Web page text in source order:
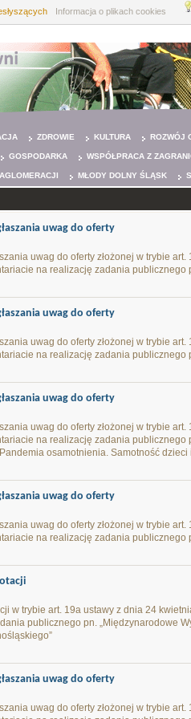
Informacja o plikach cookies
ZDROWIE KULTURA ROZWÓJ
GOSPODARKA WSPÓŁPRACA Z
MŁODY DOLNY ŚLĄSK
uwag do oferty
uwag do oferty złożonej w trybie
na realizację zadania publicznego
uwag do oferty
uwag do oferty złożonej w trybie
na realizację zadania publicznego
uwag do oferty
uwag do oferty złożonej w trybie
na realizację zadania
osamotnienia. Samotność
uwag do oferty
uwag do oferty złożonej w trybie
na realizację zadania publicznego
w trybie art. 19a ustawy z dnia 24
publicznego pn. „Międzynarodowe
uwag do oferty
uwag do oferty złożonej w trybie